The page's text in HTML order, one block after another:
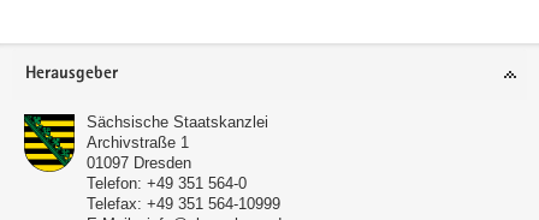
Footer-
Herausgeber
Sächsische Staatskanzlei
Archivstraße 1
01097 Dresden
Telefon: +49 351 564-0
Telefax: +49 351 564-10999